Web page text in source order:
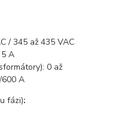
/ 345 až 435 VAC
A
0 až
A
fázi):